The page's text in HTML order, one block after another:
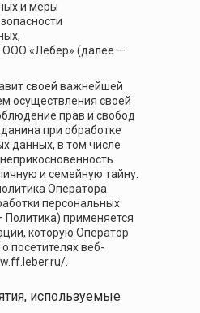
используемые
и меры
«Лебер» (далее —
своей важнейшей
осуществления своей
прав и свобод
при обработке
данных, в том числе
и семейную тайну.
Оператора
персональных
применяется
которую Оператор
посетителях веб-
.